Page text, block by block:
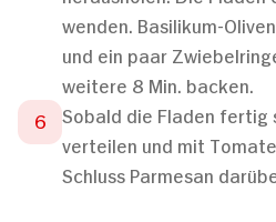
wenden. Basilikum-
und ein paar
weitere 8 Min. backen.
Sobald die Fladen fertig
verteilen und mit
Schluss Parmesan